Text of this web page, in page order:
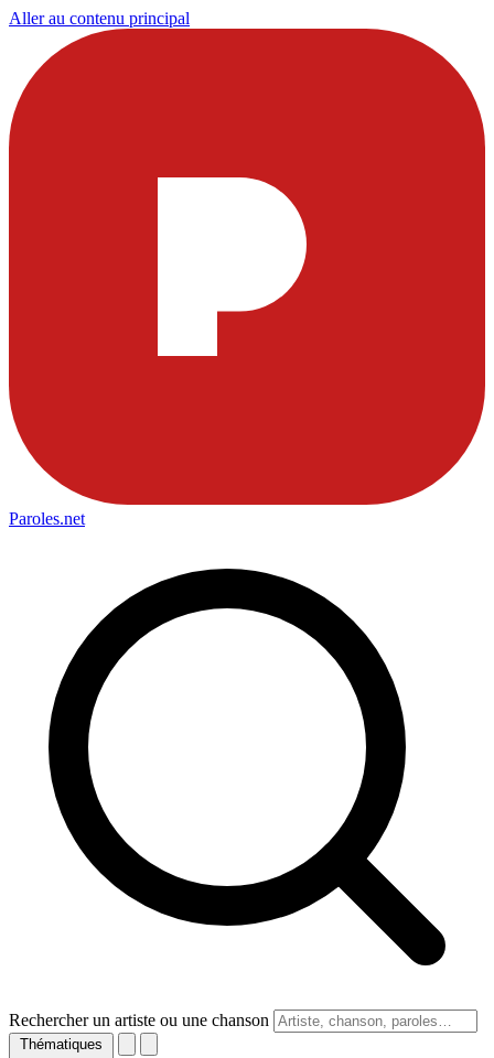
Aller au contenu principal
Paroles.net
Rechercher un artiste ou une chanson
Thématiques